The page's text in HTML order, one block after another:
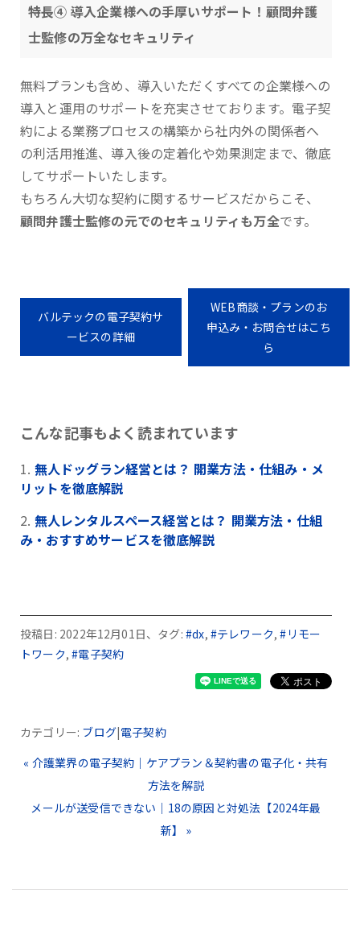
特長④ 導入企業様への手厚いサポート！顧問弁護
士監修の万全なセキュリティ
無料プランも含め、導入いただくすべての企業様への
導入と運用のサポートを充実させております。電子契
約による業務プロセスの構築から社内外の関係者へ
の利活用推進、導入後の定着化や効果測定まで、徹底
してサポートいたします。
もちろん大切な契約に関するサービスだからこそ、
顧問弁護士監修の元でのセキュリティも万全です。
バルテックの電子契約サ
ービスの詳細
WEB商談・プランのお
申込み・お問合せはこち
ら
こんな記事もよく読まれています
無人ドッグラン経営とは？ 開業方法・仕組み・メ
リットを徹底解説
無人レンタルスペース経営とは？ 開業方法・仕組
み・おすすめサービスを徹底解説
投稿日: 2022年12月01日、タグ: #dx, #テレワーク,#リモー
トワーク,#電子契約
カテゴリー: ブログ|電子契約
« 介護業界の電子契約｜ケアプラン＆契約書の電子化・共有
方法を解説
メールが送受信できない｜18の原因と対処法【2024年最
新】 »